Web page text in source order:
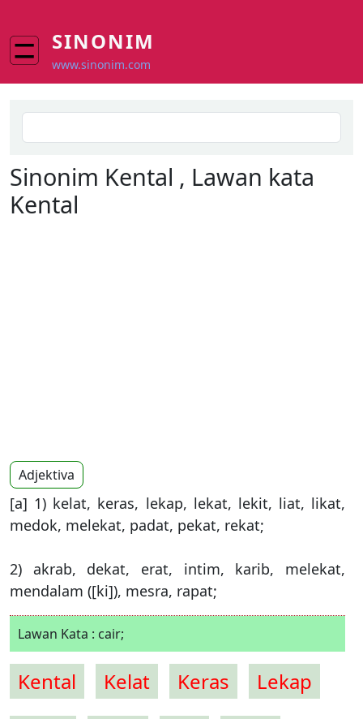
SINONIM
www.sinonim.com
Sinonim Kental , Lawan kata
Kental
Adjektiva
[a] 1) kelat, keras, lekap, lekat, lekit, liat, likat,
medok, melekat, padat, pekat, rekat;
2) akrab, dekat, erat, intim, karib, melekat,
mendalam ([ki]), mesra, rapat;
Lawan Kata : cair;
Kental Kelat Keras
Lekap